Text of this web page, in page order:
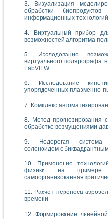
Визуализация
обработки
информационных
Виртуальный прибор
возможностей алгоритма
Исследование
виртуального полярографа
LabVIEW
Исследование
упорядоченных плазменно-
Комплекс
Метод прогнозирования
обработке возмущениями
Недорогая система
соленоидом с
Применение
физики на примере
самоорганизованная
Расчет переноса
времени
Формирование